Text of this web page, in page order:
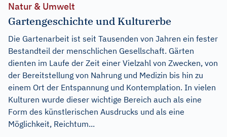
Natur & Umwelt
Gartengeschichte und Kulturerbe
Die Gartenarbeit ist seit Tausenden von Jahren ein fester
Bestandteil der menschlichen Gesellschaft. Gärten
dienten im Laufe der Zeit einer Vielzahl von Zwecken, von
der Bereitstellung von Nahrung und Medizin bis hin zu
einem Ort der Entspannung und Kontemplation. In vielen
Kulturen wurde dieser wichtige Bereich auch als eine
Form des künstlerischen Ausdrucks und als eine
Möglichkeit, Reichtum...